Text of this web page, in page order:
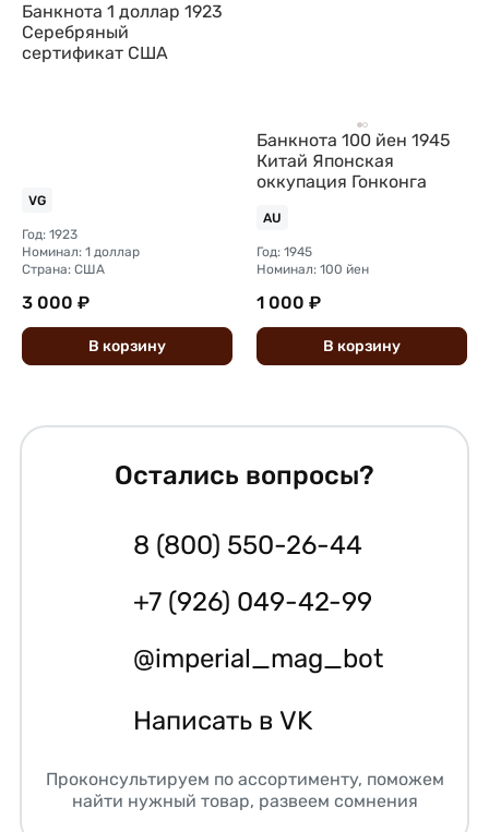
Банкнота 1 доллар 1923
Серебряный
сертификат США
VG
Год: 1923
Номинал: 1 доллар
Страна: США
3 000 ₽
В корзину
Банкнота 100 йен 1945
Китай Японская
оккупация Гонконга
AU
Год: 1945
Номинал: 100 йен
1 000 ₽
В корзину
Остались вопросы?
8 (800) 550-26-44
+7 (926) 049-42-99
@imperial_mag_bot
Написать в VK
Проконсультируем по ассортименту, поможем
найти нужный товар, развеем сомнения